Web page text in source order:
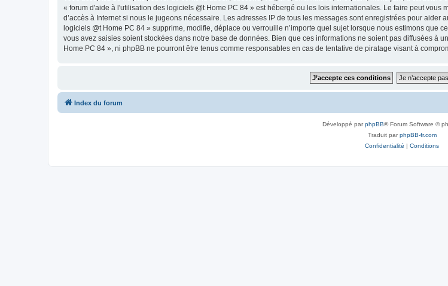
« forum d'aide à l'utilisation des logiciels @t Home PC 84 » est hébergé ou les lois internationales. Le faire peut
d’accès à Internet si nous le jugeons nécessaire. Les adresses IP de tous les messages sont enregistrées pour
logiciels @t Home PC 84 » supprime, modifie, déplace ou verrouille n’importe quel sujet lorsque nous estimons que
vous avez saisies soient stockées dans notre base de données. Bien que ces informations ne soient pas diffusées à
Home PC 84 », ni phpBB ne pourront être tenus comme responsables en cas de tentative de piratage visant à
Index du forum
Développé parphpBB® Forum Software ©
Traduit parphpBB-fr.com
Confidentialité | Conditions